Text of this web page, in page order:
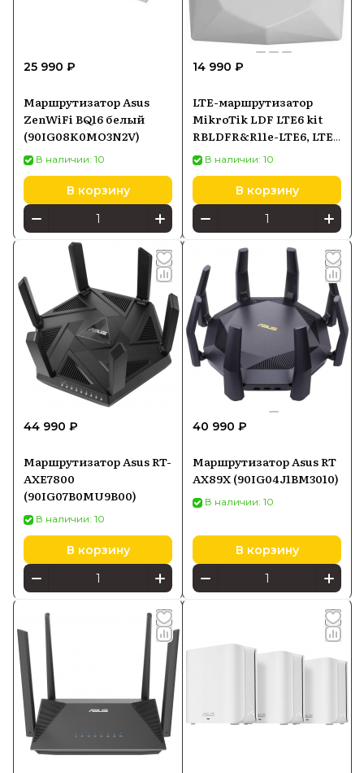
25 990 ₽
Маршрутизатор Asus
ZenWiFi BQ16 белый
(90IG08K0MO3N2V)
В наличии: 10
В корзину
14 990 ₽
LTE-маршрутизатор
MikroTik LDF LTE6 kit
RBLDFR&R11e-LTE6, LTE
Cat6, PoE-in
В наличии: 10
В корзину
44 990 ₽
Маршрутизатор Asus RT-
AXE7800
(90IG07B0MU9B00)
В наличии: 10
В корзину
40 990 ₽
Маршрутизатор Asus RT
AX89X (90IG04J1BM3010)
В наличии: 10
В корзину